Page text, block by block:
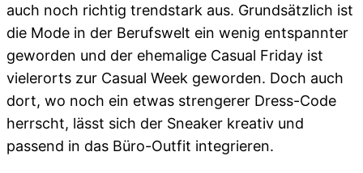
auch noch richtig trendstark aus. Grundsätzlich ist
die Mode in der Berufswelt ein wenig entspannter
geworden und der ehemalige Casual Friday ist
vielerorts zur Casual Week geworden. Doch auch
dort, wo noch ein etwas strengerer Dress-Code
herrscht, lässt sich der Sneaker kreativ und
passend in das Büro-Outfit integrieren.